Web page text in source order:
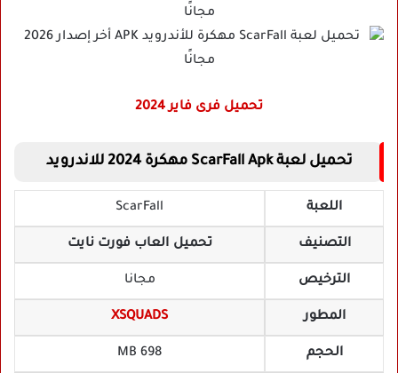
تحميل فرى فاير 2024
تحميل لعبة ScarFall Apk مهكرة 2024 للاندرويد
اللعبة ScarFall
التصنيف تحميل العاب فورت نايت
الترخيص مجانا
المطور XSQUADS
الحجم 698 MB